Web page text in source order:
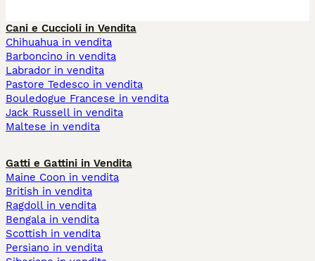
Cani e Cuccioli in Vendita
Chihuahua in vendita
Barboncino in vendita
Labrador in vendita
Pastore Tedesco in vendita
Bouledogue Francese in vendita
Jack Russell in vendita
Maltese in vendita
Gatti e Gattini in Vendita
Maine Coon in vendita
British in vendita
Ragdoll in vendita
Bengala in vendita
Scottish in vendita
Persiano in vendita